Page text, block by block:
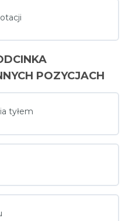
POZYCJACH
tyłem